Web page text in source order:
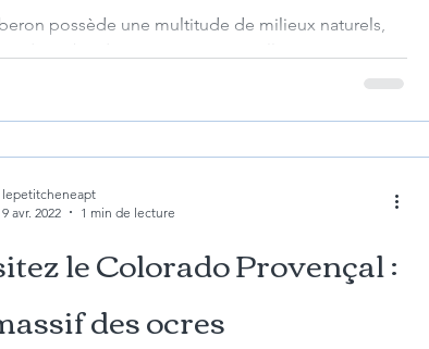
possède une multitude de milieux naturels,
le Colorado Provençal :
des ocres
lepetitcheneapt
9 avr. 2022
1 min de lecture